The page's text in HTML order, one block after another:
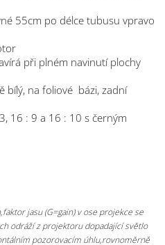
55cm po délce tubusu vpravo
při plném navinutí plochy
bílý, na foliové bázi, zadní
16 : 9 a 16 : 10 s černým
jasu (G=gain) v ose projekce se
odráží z projektoru dopadající světlo
pozorovacím úhlu,rovnoměrně